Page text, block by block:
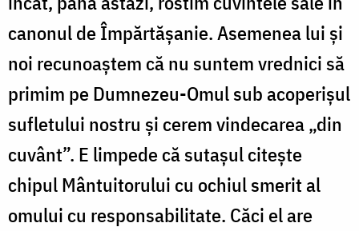
canonul de Împărtășanie. Asemenea lui și
noi recunoaștem că nu suntem vrednici să
primim pe Dumnezeu-Omul sub acoperișul
sufletului nostru și cerem vindecarea „din
cuvânt”. E limpede că sutașul citește
chipul Mântuitorului cu ochiul smerit al
omului cu responsabilitate. Căci el are